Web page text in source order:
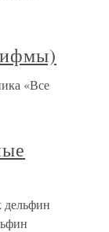
«Все